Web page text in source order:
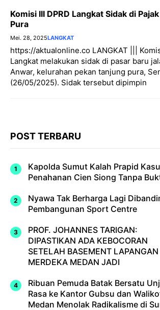
Komisi III DPRD Langkat Sidak di
Pura
Mei. 28, 2025LANGKAT
https://aktualonline.co LANGKAT |||
Langkat melakukan sidak di pasar baru
Anwar, kelurahan pekan tanjung pura,
(26/05/2025). Sidak tersebut dipimpin
POST TERBARU
Kapolda Sumut Kalah Prapid
Penahanan Cien Siong Tanpa
Nyawa Tak Berharga Lagi
Pembangunan Sport Centre
PROF. JOHANNES TARIGAN:
DIPASTIKAN ADA KEBOCORAN
SETELAH BASEMENT LAPANGAN
MERDEKA MEDAN JADI
Ribuan Pemuda Batak Bersatu
Rasa ke Kantor Gubsu dan
Medan Menolak Radikalisme di